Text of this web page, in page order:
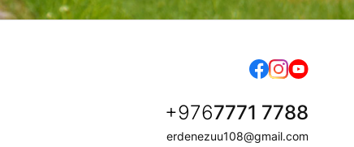
+9767771 7788
erdenezuu108@gmail.com